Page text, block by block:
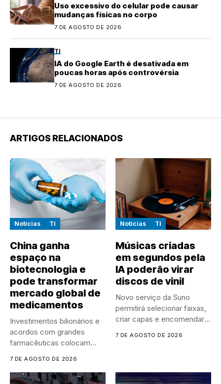
Uso excessivo do celular pode causar
mudanças físicas no corpo
7 DE AGOSTO DE 2026
TI
IA do Google Earth é desativada em
poucas horas após controvérsia
7 DE AGOSTO DE 2026
ARTIGOS RELACIONADOS
Notícias TI
China ganha
espaço na
biotecnologia e
pode transformar
mercado global de
medicamentos
Investimentos bilionários e
acordos com grandes
farmacêuticas colocam
7 DE AGOSTO DE 2026
Notícias TI
Músicas criadas
em segundos pela
IA poderão virar
discos de vinil
Novo serviço da Suno
permitirá selecionar faixas,
criar capas e encomendar
7 DE AGOSTO DE 2026